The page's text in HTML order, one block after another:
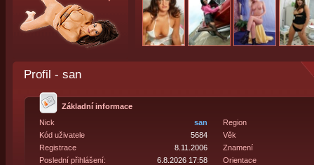
Profil - san
Základní informace
Nick
san
Kód uživatele
5684
Registrace
8.11.2006
Poslední přihlášení:
6.8.2026 17:58
Region
Věk
Znamení
Orientace